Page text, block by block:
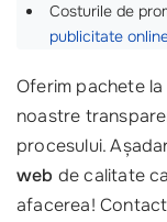
Costurile de
publicitate
Oferim pachete la
noastre
procesului.
web de calitate
afacerea!